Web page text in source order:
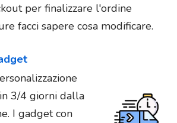
per finalizzare l'ordine
facci sapere cosa modificare.
3/4 giorni dalla
I gadget con